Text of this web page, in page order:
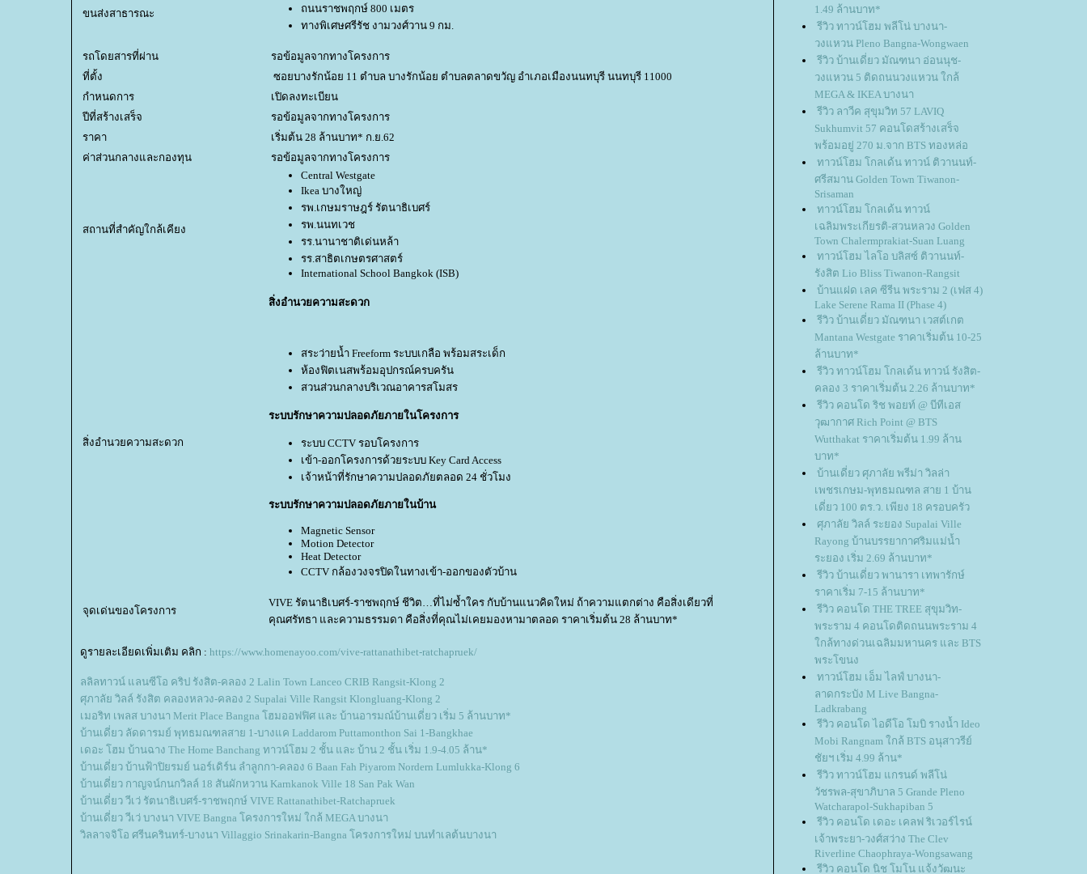
ขนส่งสาธารณะ
ถนนราชพฤกษ์ 800 เมตร
ทางพิเศษศรีรัช งามวงศ์วาน 9 กม.
รถโดยสารที่ผ่าน
รอข้อมูลจากทางโครงการ
ที่ตั้ง
ซอยบางรักน้อย 11 ตำบล บางรักน้อย ตำบลตลาดขวัญ อำเภอเมืองนนทบุรี นนทบุรี 11000
กำหนดการ
เปิดลงทะเบียน
ปีที่สร้างเสร็จ
รอข้อมูลจากทางโครงการ
ราคา
เริ่มต้น 28 ล้านบาท* ก.ย.62
ค่าส่วนกลางและกองทุน
รอข้อมูลจากทางโครงการ
สถานที่สำคัญใกล้เคียง
Central Westgate
Ikea บางใหญ่
รพ.เกษมราษฎร์ รัตนาธิเบศร์
รพ.นนทเวช
รร.นานาชาติเด่นหล้า
รร.สาธิตเกษตรศาสตร์
International School Bangkok (ISB)
สิ่งอำนวยความสะดวก
สิ่งอำนวยความสะดวก
สระว่ายน้ำ Freeform ระบบเกลือ พร้อมสระเด็ก
ห้องฟิตเนสพร้อมอุปกรณ์ครบครัน
สวนส่วนกลางบริเวณอาคารสโมสร
ระบบรักษาความปลอดภัยภายในโครงการ
ระบบ CCTV รอบโครงการ
เข้า-ออกโครงการด้วยระบบ Key Card Access
เจ้าหน้าที่รักษาความปลอดภัยตลอด 24 ชั่วโมง
ระบบรักษาความปลอดภัยภายในบ้าน
Magnetic Sensor
Motion Detector
Heat Detector
CCTV กล้องวงจรปิดในทางเข้า-ออกของตัวบ้าน
จุดเด่นของโครงการ
VIVE รัตนาธิเบศร์-ราชพฤกษ์ ชีวิต…ที่ไม่ซ้ำใคร กับบ้านแนวคิดใหม่ ถ้าความแตกต่าง คือสิ่งเดียวที่
คุณศรัทธา และความธรรมดา คือสิ่งที่คุณไม่เคยมองหามาตลอด ราคาเริ่มต้น 28 ล้านบาท*
ดูรายละเอียดเพิ่มเติม คลิก : https://www.homenayoo.com/vive-rattanathibet-ratchapruek/
ลลิลทาวน์ แลนซีโอ คริป รังสิต-คลอง 2 Lalin Town Lanceo CRIB Rangsit-Klong 2
ศุภาลัย วิลล์ รังสิต คลองหลวง-คลอง 2 Supalai Ville Rangsit Klongluang-Klong 2
เมอริท เพลส บางนา Merit Place Bangna โฮมออฟฟิศ และ บ้านอารมณ์บ้านเดี่ยว เริ่ม 5 ล้านบาท*
บ้านเดี่ยว ลัดดารมย์ พุทธมณฑลสาย 1-บางแค Laddarom Puttamonthon Sai 1-Bangkhae
เดอะ โฮม บ้านฉาง The Home Banchang ทาวน์โฮม 2 ชั้น และ บ้าน 2 ชั้น เริ่ม 1.9-4.05 ล้าน*
บ้านเดี่ยว บ้านฟ้าปิยรมย์ นอร์เดิร์น ลำลูกกา-คลอง 6 Baan Fah Piyarom Nordern Lumlukka-Klong 6
บ้านเดี่ยว กาญจน์กนกวิลล์ 18 สันผักหวาน Karnkanok Ville 18 San Pak Wan
บ้านเดี่ยว วีเว่ รัตนาธิเบศร์-ราชพฤกษ์ VIVE Rattanathibet-Ratchapruek
บ้านเดี่ยว วีเว่ บางนา VIVE Bangna โครงการใหม่ ใกล้ MEGA บางนา
วิลลาจจิโอ ศรีนครินทร์-บางนา Villaggio Srinakarin-Bangna โครงการใหม่ บนทำเลต้นบางนา
1.49 ล้านบาท*
รีวิว ทาวน์โฮม พลีโน่ บางนา-
วงแหวน Pleno Bangna-Wongwaen
รีวิว บ้านเดี่ยว มัณฑนา อ่อนนุช-
วงแหวน 5 ติดถนนวงแหวน ใกล้
MEGA & IKEA บางนา
รีวิว ลาวีค สุขุมวิท 57 LAVIQ
Sukhumvit 57 คอนโดสร้างเสร็จ
พร้อมอยู่ 270 ม.จาก BTS ทองหล่อ
ทาวน์โฮม โกลเด้น ทาวน์ ติวานนท์-
ศรีสมาน Golden Town Tiwanon-
Srisaman
ทาวน์โฮม โกลเด้น ทาวน์
เฉลิมพระเกียรติ-สวนหลวง Golden
Town Chalermprakiat-Suan Luang
ทาวน์โฮม ไลโอ บลิสซ์ ติวานนท์-
รังสิต Lio Bliss Tiwanon-Rangsit
บ้านแฝด เลค ซีรีน พระราม 2 (เฟส 4)
Lake Serene Rama II (Phase 4)
รีวิว บ้านเดี่ยว มัณฑนา เวสต์เกต
Mantana Westgate ราคาเริ่มต้น 10-25
ล้านบาท*
รีวิว ทาวน์โฮม โกลเด้น ทาวน์ รังสิต-
คลอง 3 ราคาเริ่มต้น 2.26 ล้านบาท*
รีวิว คอนโด ริช พอยท์ @ บีทีเอส
วุฒากาศ Rich Point @ BTS
Wutthakat ราคาเริ่มต้น 1.99 ล้าน
บาท*
บ้านเดี่ยว ศุภาลัย พรีม่า วิลล่า
เพชรเกษม-พุทธมณฑล สาย 1 บ้าน
เดี่ยว 100 ตร.ว. เพียง 18 ครอบครัว
ศุภาลัย วิลล์ ระยอง Supalai Ville
Rayong บ้านบรรยากาศริมแม่น้ำ
ระยอง เริ่ม 2.69 ล้านบาท*
รีวิว บ้านเดี่ยว พานารา เทพารักษ์
ราคาเริ่ม 7-15 ล้านบาท*
รีวิว คอนโด THE TREE สุขุมวิท-
พระราม 4 คอนโดติดถนนพระราม 4
กล้ทางด่วนเฉลิมมหานคร และ BTS
พระโขนง
ทาวน์โฮม เอ็ม ไลฟ์ บางนา-
ลาดกระบัง M Live Bangna-
Ladkrabang
รีวิว คอนโด ไอดีโอ โมบิ รางน้ำ Ideo
Mobi Rangnam ใกล้ BTS อนุสาวรีย์
ชัยฯ เริ่ม 4.99 ล้าน*
รีวิว ทาวน์โฮม แกรนด์ พลีโน่
วัชรพล-สุขาภิบาล 5 Grande Pleno
Watcharapol-Sukhapiban 5
รีวิว คอนโด เดอะ เคลฟ ริเวอร์ไรน์
เจ้าพระยา-วงศ์สว่าง The Clev
Riverline Chaophraya-Wongsawang
รีวิว คอนโด นิช โมโน แจ้งวัฒนะ